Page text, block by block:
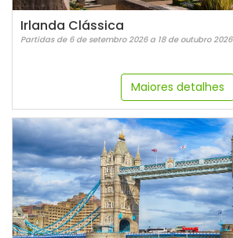
Irlanda Clássica
Partidas de 6 de setembro 2026 a 18 de outubro 2026
Maiores detalhes